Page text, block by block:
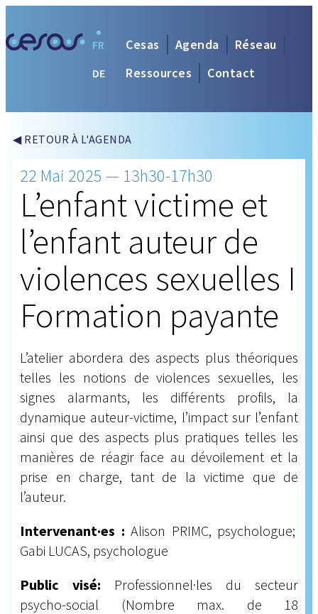
Cesas Agenda
Réseau
Ressources
Contact
FR
DE
◀ RETOUR À L'AGENDA
22 Mai 2025 — 13h30-17h30
L’enfant victime et
l’enfant auteur de
violences sexuelles I
Formation payante
L’atelier abordera des aspects plus théoriques
telles les notions de violences sexuelles, les
signes alarmants, les différents profils, la
dynamique auteur-victime, l’impact sur l’enfant
ainsi que des aspects plus pratiques telles les
manières de réagir face au dévoilement et la
prise en charge, tant de la victime que de
l’auteur.
Intervenant·es : Alison PRIMC, psychologue;
Gabi LUCAS, psychologue
Public visé: Professionnel·les du secteur
psycho-social (Nombre max. de 18